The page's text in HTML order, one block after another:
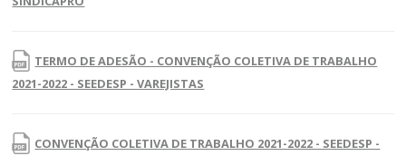
TERMO DE ADESÃO - CONVENÇÃO COLETIVA DE TRABALHO
2021-2022 - SEEDESP - VAREJISTAS
CONVENÇÃO COLETIVA DE TRABALHO 2021-2022 - SEEDESP -